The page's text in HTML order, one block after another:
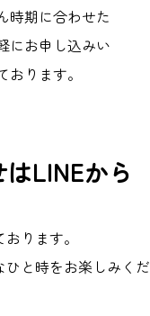
時期に合わせた
にお申し込みい
ります。
LINEから
ります。
と時をお楽しみくだ